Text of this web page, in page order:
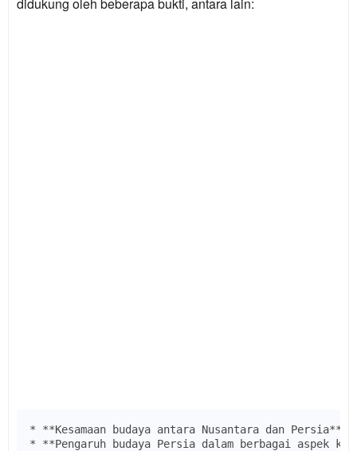
* **Kesamaan budaya antara Nusantara dan Persia**
* **Pengaruh budaya Persia dalam berbagai aspek